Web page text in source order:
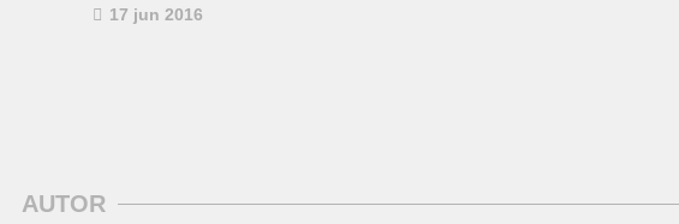
17 jun 2016
AUTOR